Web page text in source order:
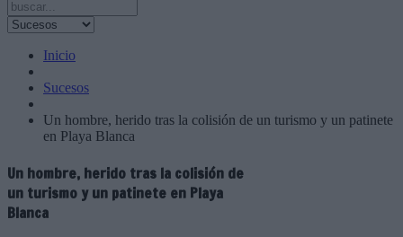
Inicio
Sucesos
Un hombre, herido tras la colisión de un turismo y un patinete
en Playa Blanca
Un hombre, herido tras la colisión de
un turismo y un patinete en Playa
Blanca